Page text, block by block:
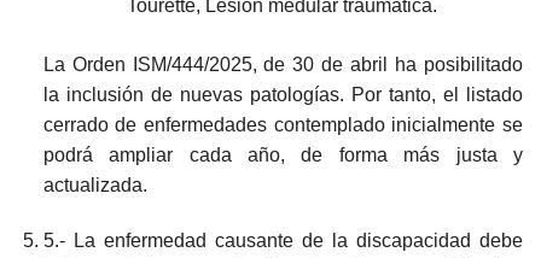
Tourette, Lesión medular traumática.
La Orden ISM/444/2025, de 30 de abril ha posibilitado
la inclusión de nuevas patologías. Por tanto, el listado
cerrado de enfermedades contemplado inicialmente se
podrá ampliar cada año, de forma más justa y
actualizada.
5.- La enfermedad causante de la discapacidad debe